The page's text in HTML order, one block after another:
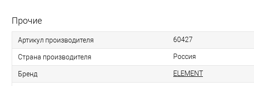
Прочие
Артикул производителя 60427
Страна производителя Россия
Бренд ELEMENT